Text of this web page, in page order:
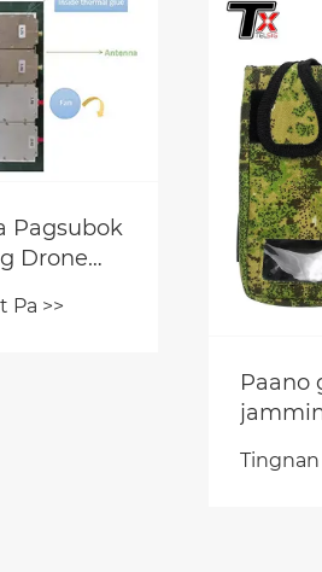
Pagsubok
Drone
Pa >>
Paano
Tingnan